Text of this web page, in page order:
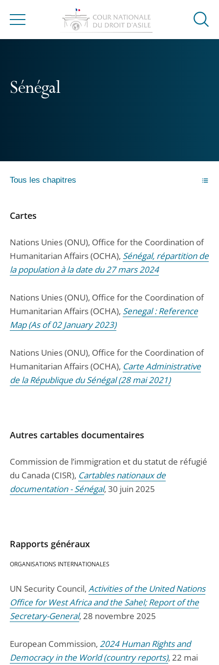
Menu
Ouvrir
Sénégal
Tous les chapitres
Cartes
Nations Unies (ONU), Office for the Coordination of
Humanitarian Affairs (OCHA), Sénégal, répartition de
la population à la date du 27 mars 2024
Nations Unies (ONU), Office for the Coordination of
Humanitarian Affairs (OCHA), Senegal : Reference
Map (As of 02 January 2023)
Nations Unies (ONU), Office for the Coordination of
Humanitarian Affairs (OCHA), Carte Administrative
de la République du Sénégal (28 mai 2021)
Autres cartables documentaires
Commission de l’immigration et du statut de réfugié
du Canada (CISR), Cartables nationaux de
documentation - Sénégal, 30 juin 2025
Rapports généraux
ORGANISATIONS INTERNATIONALES
UN Security Council, Activities of the United Nations
Office for West Africa and the Sahel; Report of the
Secretary-General, 28 novembre 2025
European Commission, 2024 Human Rights and
Democracy in the World (country reports), 22 mai